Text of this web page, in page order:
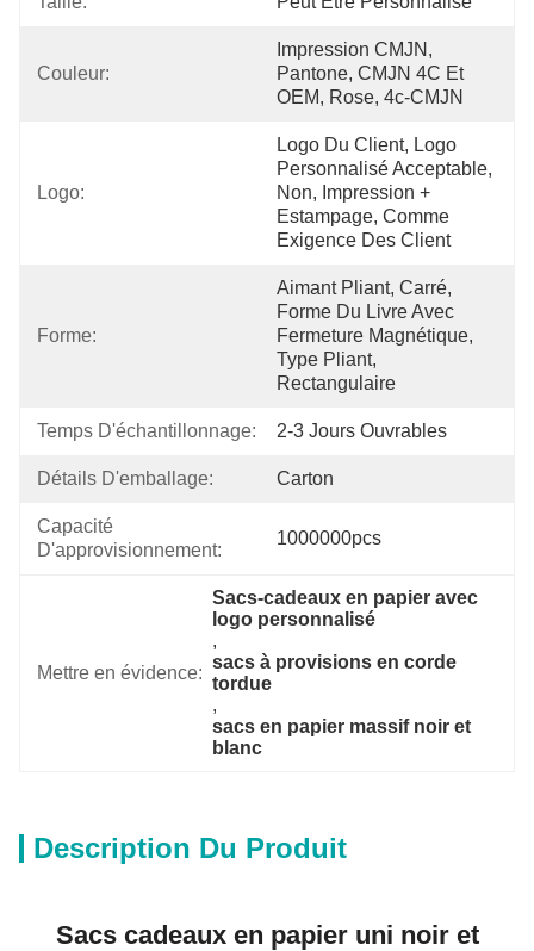
Couleur:
Impression CMJN,
Pantone, CMJN 4C Et
OEM, Rose, 4c-CMJN
Logo:
Logo Du Client, Logo
Personnalisé Acceptable,
Non, Impression +
Estampage, Comme
Exigence Des Client
Forme:
Aimant Pliant, Carré,
Forme Du Livre Avec
Fermeture Magnétique,
Type Pliant,
Rectangulaire
Temps D'échantillonnage: 2-3 Jours Ouvrables
Détails D'emballage: Carton
Capacité
D'approvisionnement:
1000000pcs
Mettre en évidence:
Sacs-cadeaux en papier avec
logo personnalisé
,
sacs à provisions en corde
tordue
,
sacs en papier massif noir et
blanc
Description Du Produit
Sacs cadeaux en papier uni noir et